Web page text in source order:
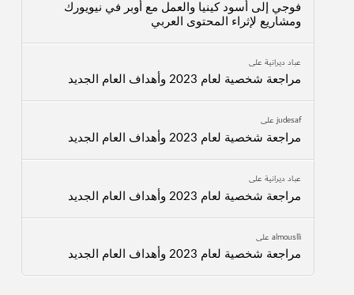
فوجي إلى أسود كينيا والعمل مع أوبر في نيويورك
ومشاريع لإثراء المحتوى العربي
عباد ديرانيةعلى
مراجعة شخصية لعام 2023 وأهداف العام الجديد
judesafعلى
مراجعة شخصية لعام 2023 وأهداف العام الجديد
عباد ديرانيةعلى
مراجعة شخصية لعام 2023 وأهداف العام الجديد
almouslliعلى
مراجعة شخصية لعام 2023 وأهداف العام الجديد